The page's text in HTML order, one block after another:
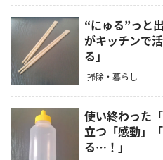
“にゅる”っと
がキッチンで
る」
掃除・暮らし
使い終わった
立つ「感動」
る…！」